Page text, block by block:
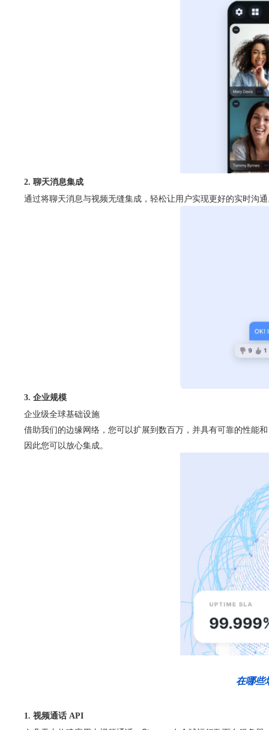
2. 聊天消息集成
通过将聊天消息与视频无缝集成，轻松让用户实现更好的实时沟
3. 企业规模
企业级全球基础设施
借助我们的边缘网络，您可以扩展到数百万，并具有可靠的性能
因此您可以放心集成。
在哪些
1. 视频通话 API